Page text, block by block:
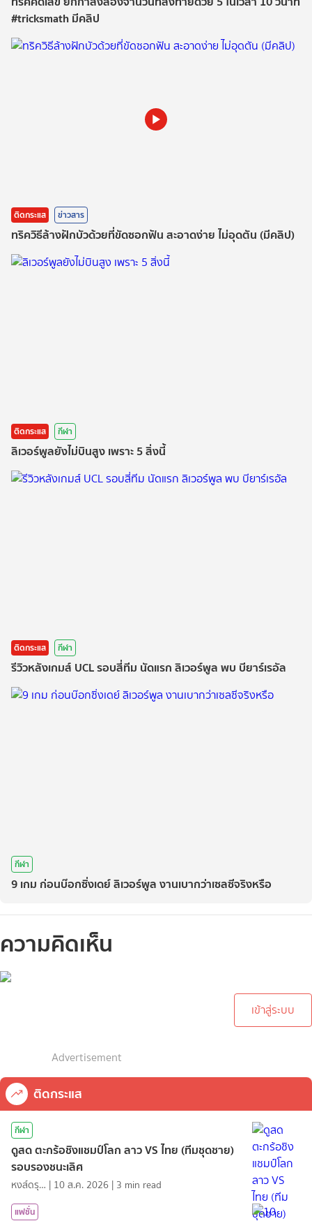
#tricksmath มีคลิป
ติดกระแส ข่าวสาร
ทริควิธีล้างฝักบัวด้วยที่ขัดซอกฟัน สะอาดง่าย ไม่อุดตัน (มีคลิป)
ติดกระแส กีฬา
ลิเวอร์พูลยังไม่บินสูง เพราะ 5 สิ่งนี้
ติดกระแส กีฬา
รีวิวหลังเกมส์ UCL รอบสี่ทีม นัดแรก ลิเวอร์พูล พบ บียาร์เรอัล
กีฬา
9 เกม ก่อนบ๊อกซิ่งเดย์ ลิเวอร์พูล งานเบากว่าเซลซีจริงหรือ
ความคิดเห็น
เข้าสู่ระบบ
Advertisement
ติดกระแส
กีฬา
ดูสด ตะกร้อชิงแชมป์โลก ลาว VS ไทย (ทีมชุดชาย)
รอบรองชนะเลิศ
หงส์ดรุณ | 10 ส.ค. 2026 | 3 min read
แฟชั่น